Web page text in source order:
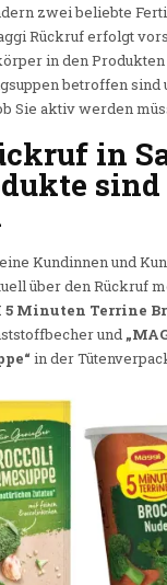
zwei beliebte
Rückruf erfolgt
in den
betroffen sind
Sie aktiv werden
in
sind
Kundinnen und
über den Rückruf
5 Minuten Terrine
und
in der